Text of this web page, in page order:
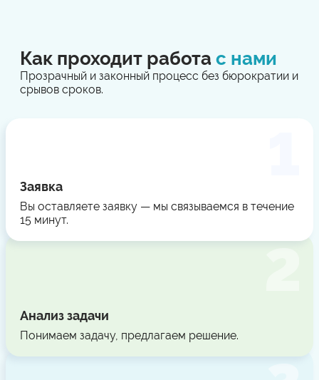
Как проходит работа с нами
Прозрачный и законный процесс без бюрократии и
срывов сроков.
Заявка
Вы оставляете заявку — мы связываемся в течение
15 минут.
Анализ задачи
Понимаем задачу, предлагаем решение.